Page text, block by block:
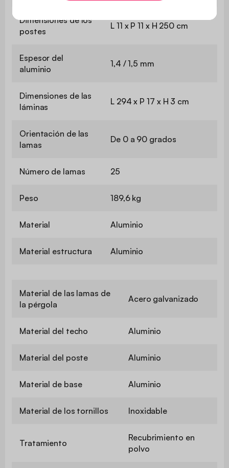
Dimensiones de los
postes
L 11 x P 11 x H 250 cm
Espesor del
aluminio
1,4 / 1,5 mm
Dimensiones de las
láminas
L 294 x P 17 x H 3 cm
Orientación de las
lamas
De 0 a 90 grados
Número de lamas 25
Peso 189,6 kg
Material Aluminio
Material estructura Aluminio
Material de las lamas de
la pérgola
Acero galvanizado
Material del techo Aluminio
Material del poste Aluminio
Material de base Aluminio
Material de los tornillos Inoxidable
Tratamiento
Recubrimiento en
polvo